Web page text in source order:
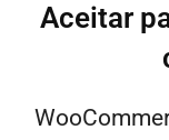
Aceitar